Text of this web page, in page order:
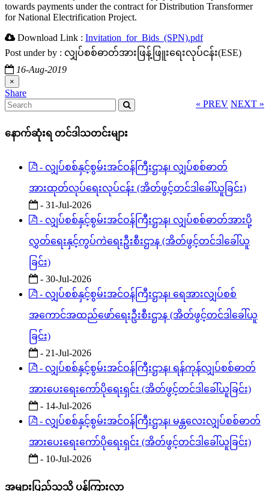
towards payments under the contract for Distribution Transformer
for National Electrification Project.
Download Link : Invitation_for_Bids_(SPN).pdf
Post under by : လျှပ်စစ်ဓာတ်အားဖြန့်ဖြူးရေးလုပ်ငန်း(ESE)
16-Aug-2019
×
Share
« PREV NEXT »
နောက်ဆုံးရ တင်ဒါသတင်းများ
- လျှပ်စစ်နှင့်စွမ်းအင်ဝန်ကြီးဌာန၊ လျှပ်စစ်ဓာတ်
အားထုတ်လုပ်ရေးလုပ်ငန်း (အိတ်ဖွင့်တင်ဒါခေါ်ယူခြင်း)
- 31-Jul-2026
- လျှပ်စစ်နှင့်စွမ်းအင်ဝန်ကြီးဌာန၊ လျှပ်စစ်ဓာတ်အားပို့
လွှတ်ရေးနှင့်ကွပ်ကဲရေးဦးစီးဌာန (အိတ်ဖွင့်တင်ဒါခေါ်ယူ
ခြင်း)
- 30-Jul-2026
- လျှပ်စစ်နှင့်စွမ်းအင်ဝန်ကြီးဌာန၊ ရေအားလျှပ်စစ်
အကောင်အထည်ဖော်ရေးဦးစီးဌာန (အိတ်ဖွင့်တင်ဒါခေါ်ယူ
ခြင်း)
- 21-Jul-2026
- လျှပ်စစ်နှင့်စွမ်းအင်ဝန်ကြီးဌာန၊ ရန်ကုန်လျှပ်စစ်ဓာတ်
အားပေးရေးကော်ပိုရေးရှင်း (အိတ်ဖွင့်တင်ဒါခေါ်ယူခြင်း)
- 14-Jul-2026
- လျှပ်စစ်နှင့်စွမ်းအင်ဝန်ကြီးဌာန၊ မန္တလေးလျှပ်စစ်ဓာတ်
အားပေးရေးကော်ပိုရေးရှင်း (အိတ်ဖွင့်တင်ဒါခေါ်ယူခြင်း)
- 10-Jul-2026
အများပြည်သူသို့ ပန်ကြားလွှာ